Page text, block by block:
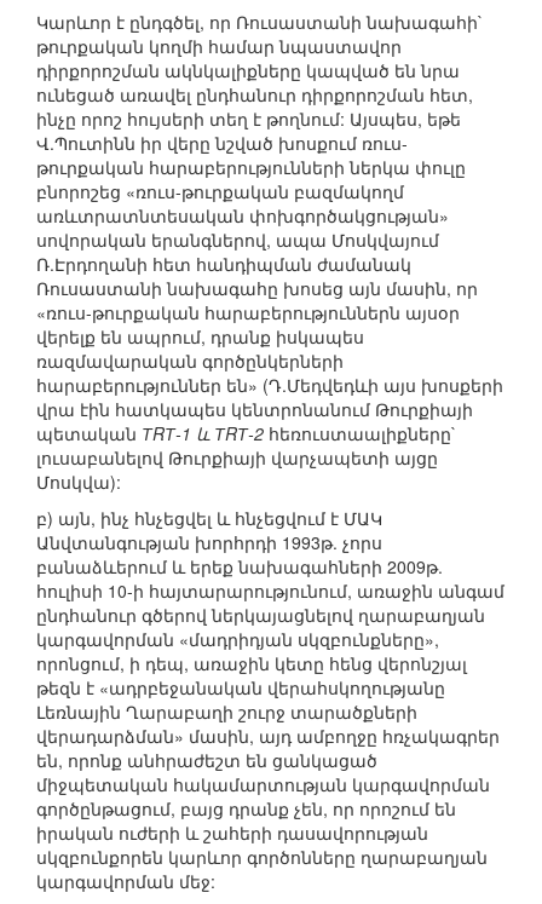
Կարևոր է ընդգծել, որ Ռուսաստանի նախագահի`
թուրքական կողմի համար նպաստավոր
դիրքորոշման ակնկալիքները կապված են նրա
ունեցած առավել ընդհանուր դիրքորոշման հետ,
ինչը որոշ հույսերի տեղ է թողնում: Այսպես, եթե
Վ.Պուտինն իր վերը նշված խոսքում ռուս-
թուրքական հարաբերությունների ներկա փուլը
բնորոշեց «ռուս-թուրքական բազմակողմ
առևտրատնտեսական փոխգործակցության»
սովորական երանգներով, ապա Մոսկվայում
Ռ.Էրդողանի հետ հանդիպման ժամանակ
Ռուսաստանի նախագահը խոսեց այն մասին, որ
«ռուս-թուրքական հարաբերություններն այսօր
վերելք են ապրում, դրանք իսկապես
ռազմավարական գործընկերների
հարաբերություններ են» (Դ.Մեդվեդևի այս խոսքերի
վրա էին հատկապես կենտրոնանում Թուրքիայի
պետական ТRТ-1 և ТRТ-2 հեռուստաալիքները`
լուսաբանելով Թուրքիայի վարչապետի այցը
Մոսկվա):
բ) այն, ինչ հնչեցվել և հնչեցվում է ՄԱԿ
Անվտանգության խորհրդի 1993թ. չորս
բանաձևերում և երեք նախագահների 2009թ.
հուլիսի 10-ի հայտարարությունում, առաջին անգամ
ընդհանուր գծերով ներկայացնելով ղարաբաղյան
կարգավորման «մադրիդյան սկզբունքները»,
որոնցում, ի դեպ, առաջին կետը հենց վերոնշյալ
թեզն է «ադրբեջանական վերահսկողությանը
Լեռնային Ղարաբաղի շուրջ տարածքների
վերադարձման» մասին, այդ ամբողջը հռչակագրեր
են, որոնք անհրաժեշտ են ցանկացած
միջպետական հակամարտության կարգավորման
գործընթացում, բայց դրանք չեն, որ որոշում են
իրական ուժերի և շահերի դասավորության
սկզբունքորեն կարևոր գործոնները ղարաբաղյան
կարգավորման մեջ: